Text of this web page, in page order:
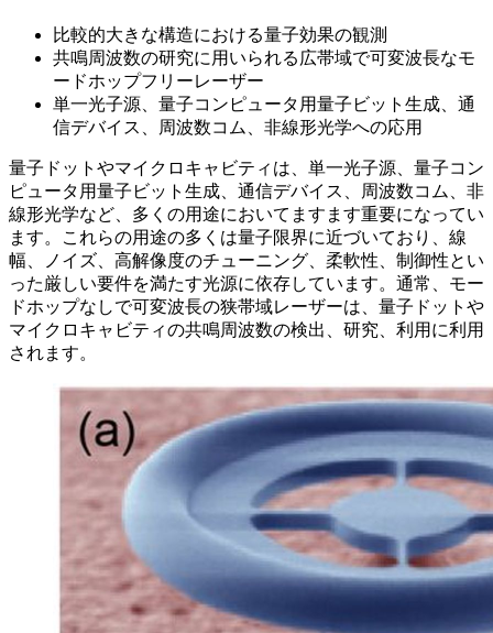
比較的大きな構造における量子効果の観測
共鳴周波数の研究に用いられる広帯域で可変波長なモ
ードホップフリーレーザー
単一光子源、量子コンピュータ用量子ビット生成、通
信デバイス、周波数コム、非線形光学への応用
量子ドットやマイクロキャビティは、単一光子源、量子コン
ピュータ用量子ビット生成、通信デバイス、周波数コム、非
線形光学など、多くの用途においてますます重要になってい
ます。これらの用途の多くは量子限界に近づいており、線
幅、ノイズ、高解像度のチューニング、柔軟性、制御性とい
った厳しい要件を満たす光源に依存しています。通常、モー
ドホップなしで可変波長の狭帯域レーザーは、量子ドットや
マイクロキャビティの共鳴周波数の検出、研究、利用に利用
されます。